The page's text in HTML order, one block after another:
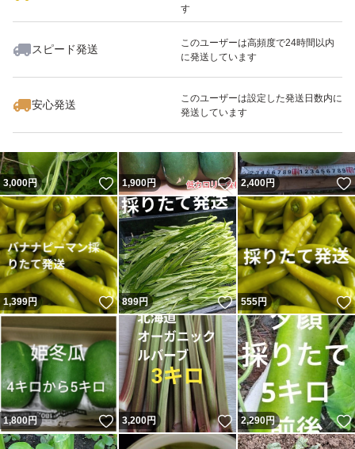
す
スピード発送
このユーザーは高頻度で24時間以内
に発送しています
安心発送
このユーザーは設定した発送日数内に
発送しています
いいね！
3,200
3,000円 いいね！
1,900円 いいね！
2,400円
1,399円 いいね！
899円 いいね！
555円
1,800円 いいね！
3,200円 いいね！
2,290円